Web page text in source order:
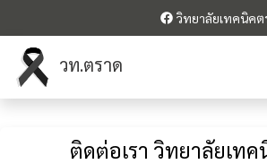
วิทยาลัยเทคนิคต
วท.ตราด
ติดต่อเรา วิทยาลัยเทค